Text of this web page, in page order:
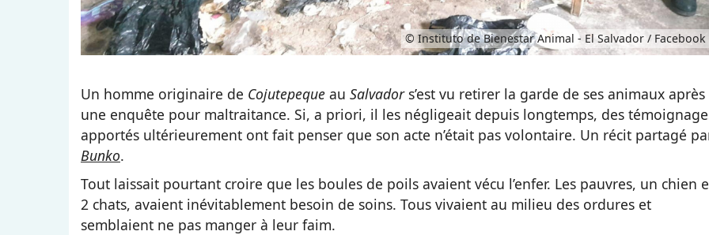
© Instituto de Bienestar Animal - El Salvador / Facebook
Un homme originaire de Cojutepeque au Salvador s’est vu retirer la garde de ses animaux après
une enquête pour maltraitance. Si, a priori, il les négligeait depuis longtemps, des
apportés ultérieurement ont fait penser que son acte n’était pas volontaire. Un récit partagé
Bunko.
Tout laissait pourtant croire que les boules de poils avaient vécu l’enfer. Les pauvres, un chien
2 chats, avaient inévitablement besoin de soins. Tous vivaient au milieu des ordures et
semblaient ne pas manger à leur faim.